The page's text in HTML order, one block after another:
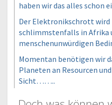
haben wir das alles schon
Der Elektronikschrott wird
schlimmstenfalls in Afrika
menschenunwürdigen
Momentan benötigen wir
Planeten an Resourcen
Sicht……..